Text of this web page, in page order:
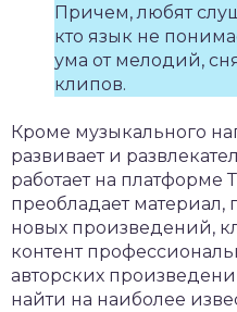
Причем, любят
кто язык не
ума от мелодий,
клипов.
Кроме музыкального
развивает и
работает на платформе
преобладает
новых произведений,
контент
авторских
найти на наиболее